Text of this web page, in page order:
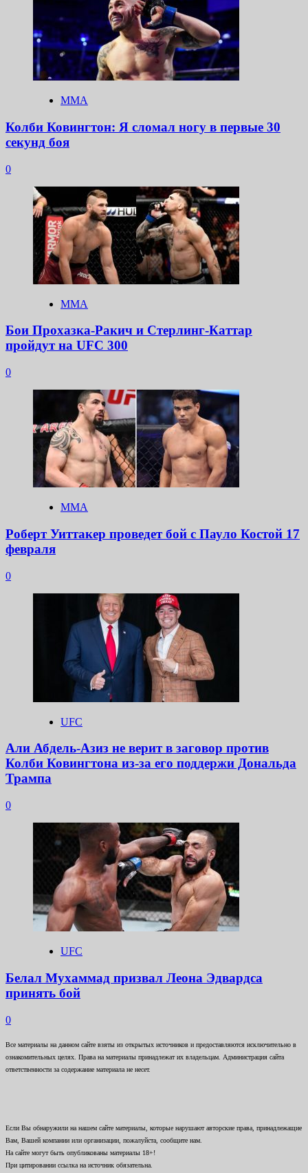
ММА
Колби Ковингтон: Я сломал ногу в первые 30
секунд боя
0
ММА
Бои Прохазка-Ракич и Стерлинг-Каттар
пройдут на UFC 300
0
ММА
Роберт Уиттакер проведет бой с Пауло Костой 17
февраля
0
UFC
Али Абдель-Азиз не верит в заговор против
Колби Ковингтона из-за его поддержи Дональда
Трампа
0
UFC
Белал Мухаммад призвал Леона Эдвардса
принять бой
0
Все материалы на данном сайте взяты из открытых источников и предоставляются исключительно в
ознакомительных целях. Права на материалы принадлежат их владельцам. Администрация сайта
ответственности за содержание материала не несет.
Если Вы обнаружили на нашем сайте материалы, которые нарушают авторские права, принадлежащие
Вам, Вашей компании или организации, пожалуйста, сообщите нам.
На сайте могут быть опубликованы материалы 18+!
При цитировании ссылка на источник обязательна.